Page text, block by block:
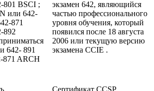
801 BSCI ;
или 642-
871
892
642- 891
871 ARCH
экзамен 642, являющийся
частью профессионального
уровня обучения, который
появился после 18 августа
2006 или текущую версию
экзамена CCIE .
Сертификат CCSP